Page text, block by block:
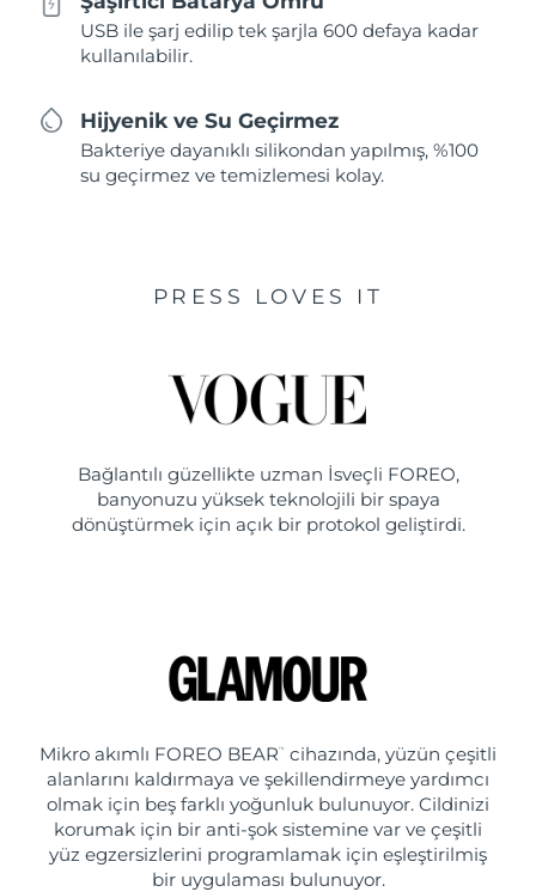
USB ile şarj edilip tek şarjla 600 defaya kadar
kullanılabilir.
Hijyenik ve Su Geçirmez
Bakteriye dayanıklı silikondan yapılmış, %100
su geçirmez ve temizlemesi kolay.
PRESS LOVES IT
Bağlantılı güzellikte uzman İsveçli FOREO,
banyonuzu yüksek teknolojili bir spaya
dönüştürmek için açık bir protokol geliştirdi.
Mikro akımlı FOREO BEAR ™
cihazında, yüzün çeşitli
alanlarını kaldırmaya ve şekillendirmeye yardımcı
olmak için beş farklı yoğunluk bulunuyor. Cildinizi
korumak için bir anti-şok sistemine var ve çeşitli
yüz egzersizlerini programlamak için eşleştirilmiş
bir uygulaması bulunuyor.